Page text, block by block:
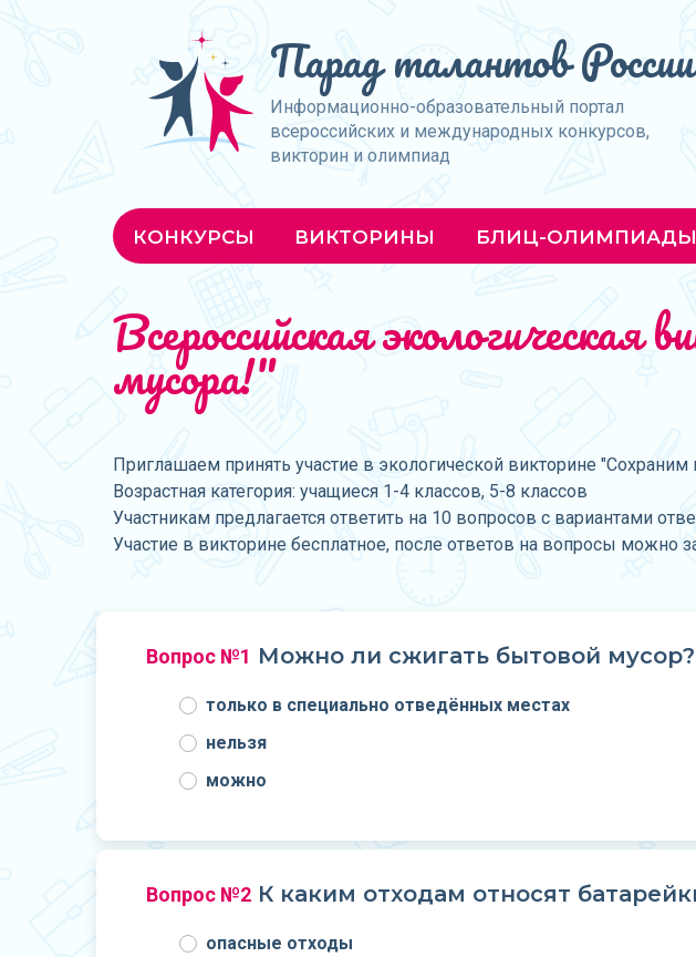
Парад талантов России
Информационно-образовательный портал
всероссийских и международных конкурсов,
викторин и олимпиад
КОНКУРСЫ ВИКТОРИНЫ БЛИЦ-ОЛИМПИАДЫ
Всероссийская
мусора!"
Приглашаем принять участие в экологической викторине "Сохраним
Возрастная категория: учащиеся 1-4 классов, 5-8 классов
Участникам предлагается ответить на 10 вопросов с вариантами
Участие в викторине бесплатное, после ответов на вопросы можно
Вопрос №1 Можно ли сжигать бытовой мусор?
только в специально отведённых местах
нельзя
можно
Вопрос №2 К каким отходам относят
опасные отходы